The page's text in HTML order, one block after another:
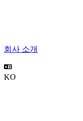
회사 소개
KO